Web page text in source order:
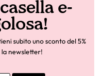
e-
subito uno sconto del 5%
la newsletter!